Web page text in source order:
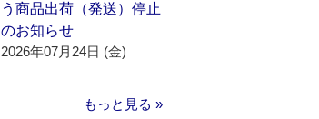
う商品出荷（発送）停止
のお知らせ
2026年07月24日 (金)
もっと見る »